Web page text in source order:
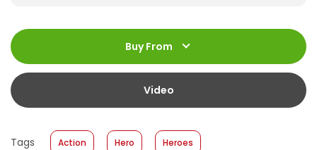
ISBN :
978-623-03-1678-4
208 halaman
Size
:
11,4 x 17,2
28 May 2025
Buy From
Video
Tags Action Hero Heroes